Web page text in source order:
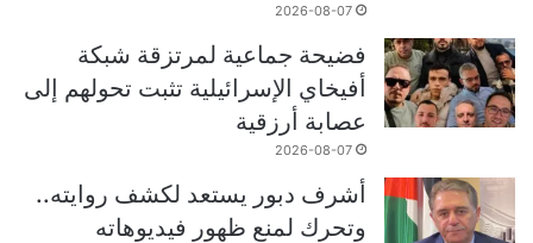
2026-08-07
فضيحة جماعية لمرتزقة شبكة
أفيخاي الإسرائيلية تثبت تحولهم إلى
عصابة أرزقية
2026-08-07
أشرف دبور يستعد لكشف روايته..
وتحرك لمنع ظهور فيديوهاته